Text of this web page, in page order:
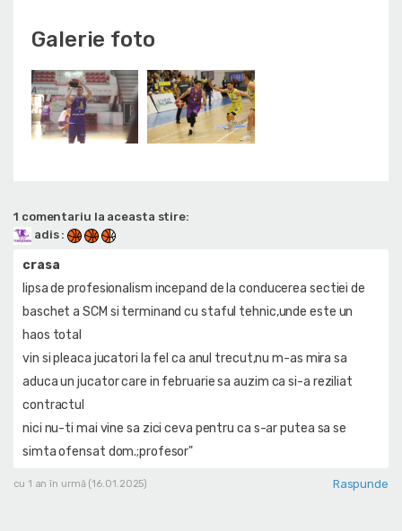
Galerie foto
1 comentariu la aceasta stire:
adis :
crasa
lipsa de profesionalism incepand de la conducerea sectiei de
baschet a SCM si terminand cu staful tehnic,unde este un
haos total
vin si pleaca jucatori la fel ca anul trecut,nu m-as mira sa
aduca un jucator care in februarie sa auzim ca si-a reziliat
contractul
nici nu-ti mai vine sa zici ceva pentru ca s-ar putea sa se
simta ofensat dom.;profesor"
cu 1 an în urmă (16.01.2025) Raspunde